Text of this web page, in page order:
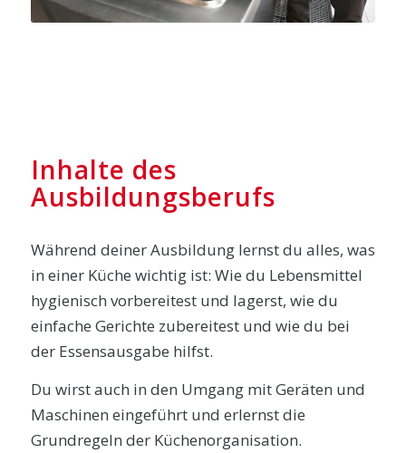
Inhalte des
Ausbildungsberufs
Während deiner Ausbildung lernst du alles, was
in einer Küche wichtig ist: Wie du Lebensmittel
hygienisch vorbereitest und lagerst, wie du
einfache Gerichte zubereitest und wie du bei
der Essensausgabe hilfst.
Du wirst auch in den Umgang mit Geräten und
Maschinen eingeführt und erlernst die
Grundregeln der Küchenorganisation.